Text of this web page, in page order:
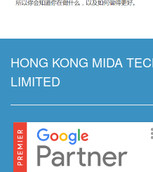
HONG KONG MIDA
LIMITED